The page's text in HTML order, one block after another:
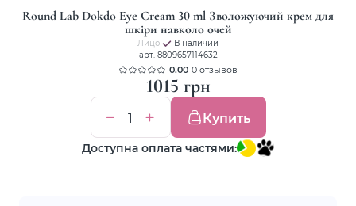
Round Lab Dokdo Eye Cream 30 ml Зволожуючий крем для
шкіри навколо очей
Лицо
В наличии
арт. 8809657114632
0.00 0 отзывов
1015 грн
Купить
Доступна оплата частями: